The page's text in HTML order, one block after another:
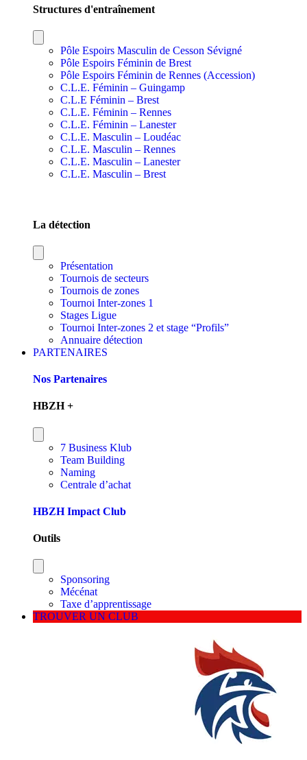
Structures d'entraînement
Pôle Espoirs Masculin de Cesson Sévigné
Pôle Espoirs Féminin de Brest
Pôle Espoirs Féminin de Rennes (Accession)
C.L.E. Féminin – Guingamp
C.L.E Féminin – Brest
C.L.E. Féminin – Rennes
C.L.E. Féminin – Lanester
C.L.E. Masculin – Loudéac
C.L.E. Masculin – Rennes
C.L.E. Masculin – Lanester
C.L.E. Masculin – Brest
La détection
Présentation
Tournois de secteurs
Tournois de zones
Tournoi Inter-zones 1
Stages Ligue
Tournoi Inter-zones 2 et stage “Profils”
Annuaire détection
PARTENAIRES
Nos Partenaires
HBZH +
7 Business Klub
Team Building
Naming
Centrale d’achat
HBZH Impact Club
Outils
Sponsoring
Mécénat
Taxe d’apprentissage
TROUVER UN CLUB